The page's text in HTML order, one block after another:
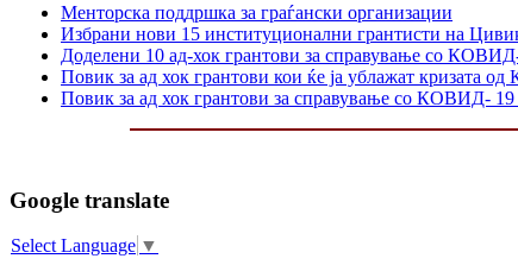
Менторска поддршка за граѓански организации
Избрани нови 15 институционални грантисти на
Доделени 10 ад-хок грантови за справување со
Повик за ад хок грантови кои ќе ја ублажат кризата
Повик за ад хок грантови за справување со КОВИД-
Google translate
Select Language ▼